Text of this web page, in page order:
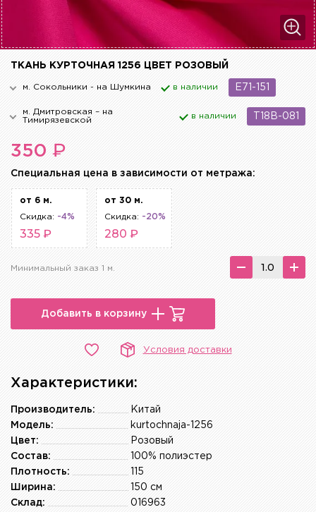
ТКАНЬ КУРТОЧНАЯ 1256 ЦВЕТ РОЗОВЫЙ
м. Сокольники - на Шумкина в наличии E71-151
м. Дмитровская – на
Тимирязевской
в наличии T18B-081
350 ₽
Cпециальная цена в зависимости от метража:
от 6 м.
Скидка: -4%
335 ₽
от 30 м.
Скидка: -20%
280 ₽
Минимальный заказ 1 м.
Добавить в корзину
Условия доставки
Характеристики:
Китай
Производитель:
kurtochnaja-1256
Модель:
Розовый
Цвет:
100% полиэстер
Состав:
115
Плотность:
150 см
Ширина:
016963
Склад: